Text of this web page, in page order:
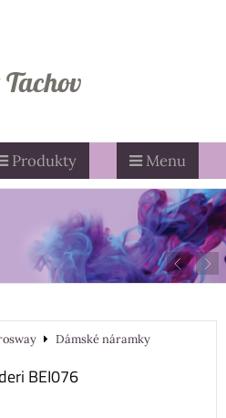
Produkty Menu
Dámské náramky
BEI076